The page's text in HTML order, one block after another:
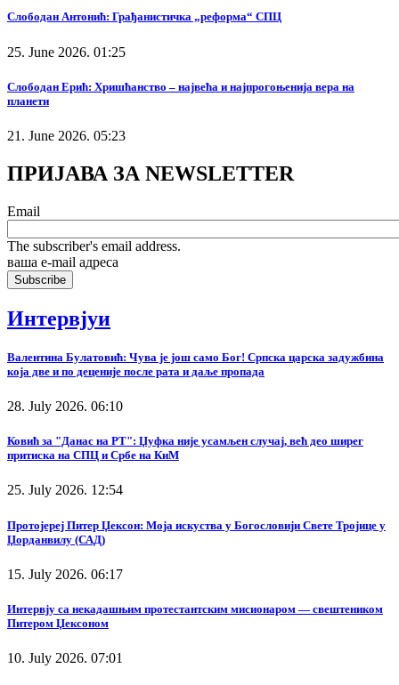
Слободан Антонић: Грађанистичка „реформа“ СПЦ
25. June 2026. 01:25
Слободан Ерић: Хришћанство – највећа и најпрогоњенија вера на
планети
21. June 2026. 05:23
ПРИЈАВА ЗА NEWSLETTER
Email
The subscriber's email address.
ваша е-mail адреса
Интервјуи
Валентина Булатовић: Чува је још само Бог! Српска царска задужбина
која две и по деценије после рата и даље пропада
28. July 2026. 06:10
Ковић за "Данас на РТ": Џуфка није усамљен случај, већ део ширег
притиска на СПЦ и Србе на КиМ
25. July 2026. 12:54
Протојереј Питер Џексон: Моја искуства у Богословији Свете Тројице у
Џорданвилу (САД)
15. July 2026. 06:17
Интервју са некадашњим протестантским мисионаром — свештеником
Питером Џексоном
10. July 2026. 07:01